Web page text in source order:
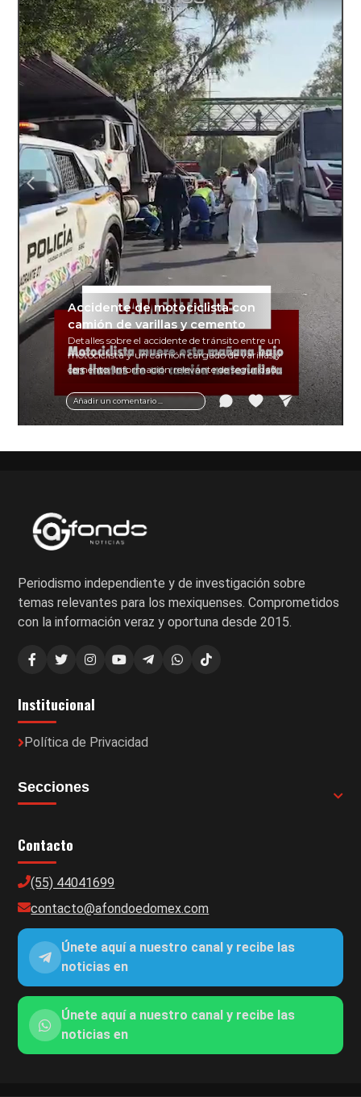
Añadir un comentario ...
Accidente de motociclista con
camión de varillas y cemento
Detalles sobre el accidente de tránsito entre un
motociclista y un camión cargado de varillas y
cemento. Información relevante de seguridad
vial y recomendaciones para motociclistas.
Periodismo independiente y de investigación sobre
temas relevantes para los mexiquenses. Comprometidos
con la información veraz y oportuna desde 2015.
Institucional
Política de Privacidad
Secciones
Contacto
(55) 44041699
contacto@afondoedomex.com
Únete aquí a nuestro canal y recibe las
noticias en
Únete aquí a nuestro canal y recibe las
noticias en